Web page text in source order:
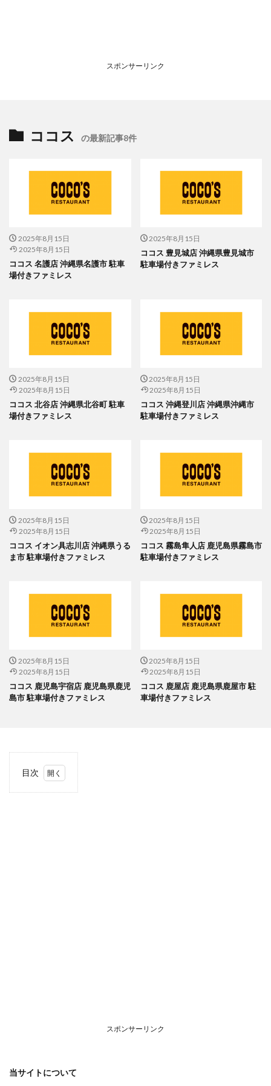
スポンサーリンク
ココス の最新記事8件
2025年8月15日
2025年8月15日
ココス 名護店 沖縄県名護市 駐車
場付きファミレス
2025年8月15日
ココス 豊見城店 沖縄県豊見城市
駐車場付きファミレス
2025年8月15日
2025年8月15日
ココス 北谷店 沖縄県北谷町 駐車
場付きファミレス
2025年8月15日
2025年8月15日
ココス 沖縄登川店 沖縄県沖縄市
駐車場付きファミレス
2025年8月15日
2025年8月15日
ココス イオン具志川店 沖縄県うる
ま市 駐車場付きファミレス
2025年8月15日
2025年8月15日
ココス 霧島隼人店 鹿児島県霧島市
駐車場付きファミレス
2025年8月15日
2025年8月15日
ココス 鹿児島宇宿店 鹿児島県鹿児
島市 駐車場付きファミレス
2025年8月15日
2025年8月15日
ココス 鹿屋店 鹿児島県鹿屋市 駐
車場付きファミレス
目次
スポンサーリンク
当サイトについて